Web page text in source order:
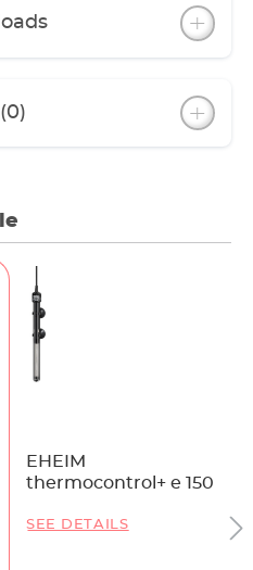
wird nachts
wird die Soll-
hat keine integrierte
WLAN-Verbindung
ist jeder EHEIM
verschlüsselt (Passwort
kann das WLAN-Netz
(0)
EHEIM
thermocontrol+ e 150
SEE DETAILS